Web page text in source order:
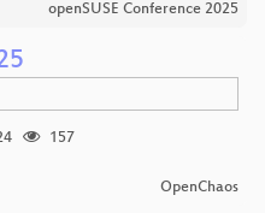
openSUSE Conference 2025
157
OpenChaos